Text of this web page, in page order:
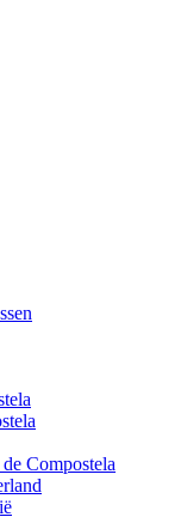
Compostela